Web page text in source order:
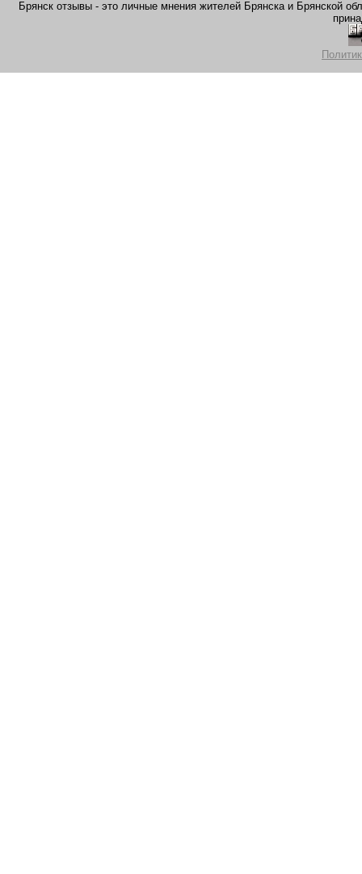
Брянск отзывы - это личные мнения жителей Брянска и Брянской